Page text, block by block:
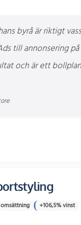
byrå är riktigt
till annonsering på
och är ett
+106,5% vinst